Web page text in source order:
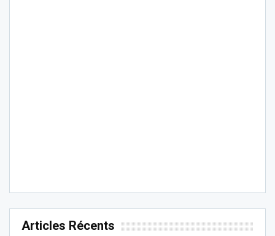
Articles Récents